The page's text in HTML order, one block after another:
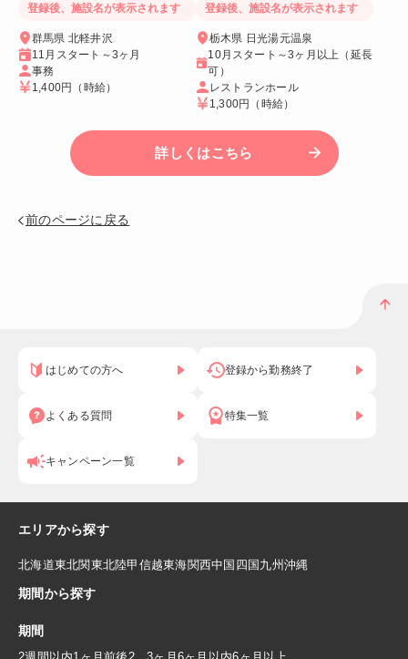
登録後、施設名が表示されます
群馬県 北軽井沢
11月スタート～3ヶ月
事務
1,400円 （時給）
登録後、施設名が表示されます
栃木県 日光湯元温泉
10月スタート～3ヶ月以上（延長
可）
レストランホール
1,300円 （時給）
詳しくはこちら
前のページに戻る
はじめての方へ 登録から勤務終了
よくある質問 特集一覧
キャンペーン一覧
エリアから探す
北海道東北関東北陸甲信越東海関西中国 四国九州沖縄
期間から探す
期間